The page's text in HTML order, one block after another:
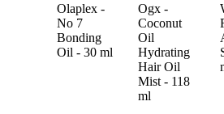
Olaplex -
No 7
Bonding
Oil - 30 ml
Ogx -
Coconut
Oil
Hydrating
Hair Oil
Mist - 118
ml